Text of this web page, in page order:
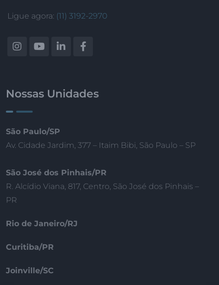
Ligue agora: (11) 3192-2970
Nossas Unidades
São Paulo/SP
Av. Cidade Jardim, 377 – Itaim Bibi, São Paulo – SP
São José dos Pinhais/PR
R. Alcídio Viana, 817, Centro, São José dos Pinhais –
PR
Rio de Janeiro/RJ
Curitiba/PR
Joinville/SC